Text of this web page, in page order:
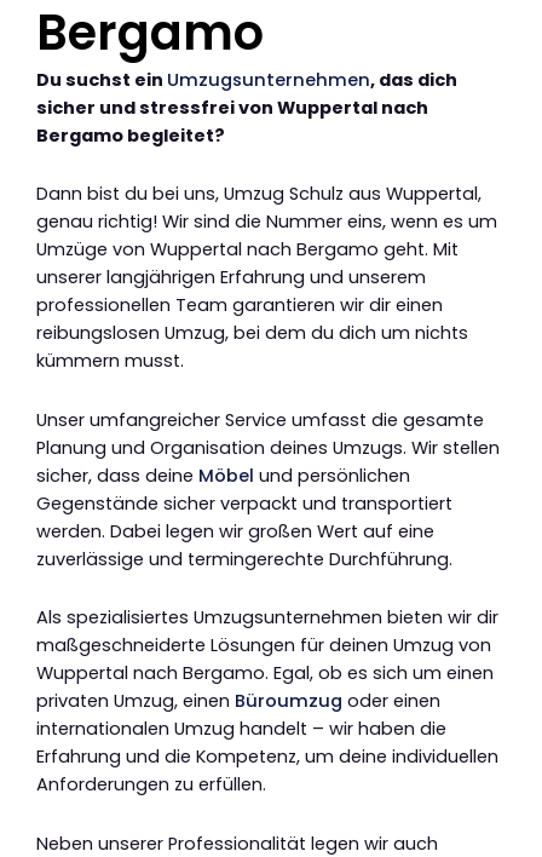
Bergamo
Du suchst ein Umzugsunternehmen, das dich
sicher und stressfrei von Wuppertal nach
Bergamo begleitet?
Dann bist du bei uns, Umzug Schulz aus Wuppertal,
genau richtig! Wir sind die Nummer eins, wenn es um
Umzüge von Wuppertal nach Bergamo geht. Mit
unserer langjährigen Erfahrung und unserem
professionellen Team garantieren wir dir einen
reibungslosen Umzug, bei dem du dich um nichts
kümmern musst.
Unser umfangreicher Service umfasst die gesamte
Planung und Organisation deines Umzugs. Wir stellen
sicher, dass deine Möbel und persönlichen
Gegenstände sicher verpackt und transportiert
werden. Dabei legen wir großen Wert auf eine
zuverlässige und termingerechte Durchführung.
Als spezialisiertes Umzugsunternehmen bieten wir dir
maßgeschneiderte Lösungen für deinen Umzug von
Wuppertal nach Bergamo. Egal, ob es sich um einen
privaten Umzug, einen Büroumzug oder einen
internationalen Umzug handelt – wir haben die
Erfahrung und die Kompetenz, um deine individuellen
Anforderungen zu erfüllen.
Neben unserer Professionalität legen wir auch